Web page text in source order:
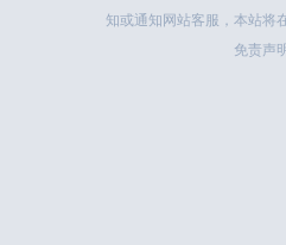
知或通知网站客服，本站将
免责声